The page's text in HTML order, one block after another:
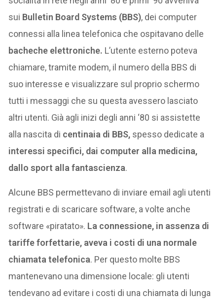
sui Bulletin Board Systems (BBS), dei computer
connessi alla linea telefonica che ospitavano delle
bacheche elettroniche. L’utente esterno poteva
chiamare, tramite modem, il numero della BBS di
suo interesse e visualizzare sul proprio schermo
tutti i messaggi che su questa avessero lasciato
altri utenti. Già agli inizi degli anni ‘80 si assistette
alla nascita di centinaia di BBS, spesso dedicate a
interessi specifici, dai computer alla medicina,
dallo sport alla fantascienza.
Alcune BBS permettevano di inviare email agli utenti
registrati e di scaricare software, a volte anche
software «piratato». La connessione, in assenza di
tariffe forfettarie, aveva i costi di una normale
chiamata telefonica. Per questo molte BBS
mantenevano una dimensione locale: gli utenti
tendevano ad evitare i costi di una chiamata di lunga